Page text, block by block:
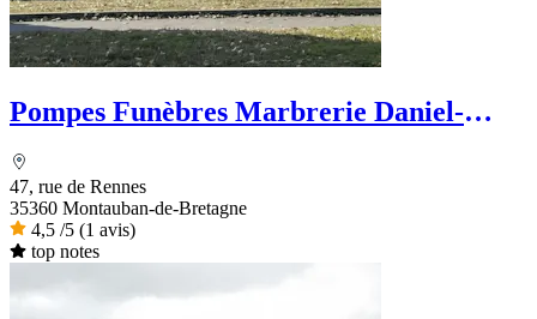
Pompes Funèbres Marbrerie Daniel-
47, rue de Rennes
35360 Montauban-de-Bretagne
4,5 /5 (1 avis)
top notes